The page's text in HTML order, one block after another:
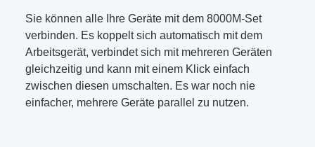
Sie können alle Ihre Geräte mit dem 8000M-Set
verbinden. Es koppelt sich automatisch mit dem
Arbeitsgerät, verbindet sich mit mehreren Geräten
gleichzeitig und kann mit einem Klick einfach
zwischen diesen umschalten. Es war noch nie
einfacher, mehrere Geräte parallel zu nutzen.